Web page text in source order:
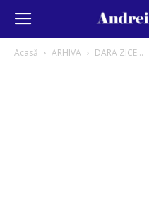
Acasă ARHIVA DARA ZICE...